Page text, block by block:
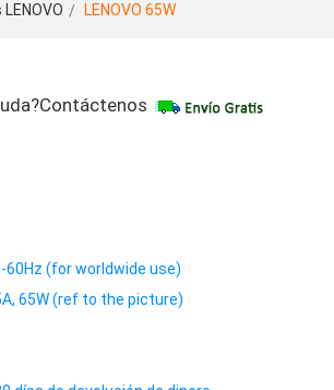
LENOVO 65W
60Hz (for worldwide use)
65W (ref to the picture)